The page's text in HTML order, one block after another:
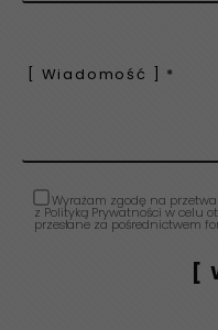
Wyrażam zgodę na
z Polityką Prywatności w celu
przesłane za pośrednictwem